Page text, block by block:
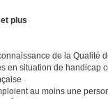
plus
de la Qualité
en situation de handicap
au moins une